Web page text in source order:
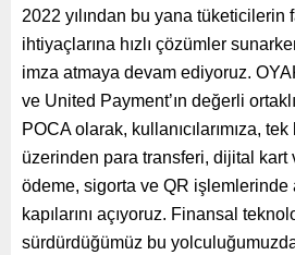
2022 yılından bu yana tüketicilerin
ihtiyaçlarına hızlı çözümler
imza atmaya devam ediyoruz.
ve United Payment’ın değerli
POCA olarak, kullanıcılarımıza,
üzerinden para transferi, dijital kart
ödeme, sigorta ve QR işlemlerinde
kapılarını açıyoruz. Finansal
sürdürdüğümüz bu